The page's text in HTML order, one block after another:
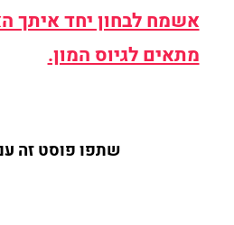
אשמח לבחון יחד איתך
מתאים לגיוס המון.
שתפו פוסט זה